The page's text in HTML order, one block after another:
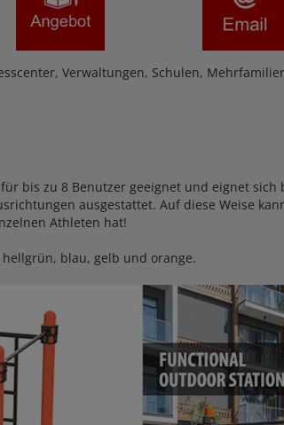
Verwaltungen, Schulen,
bis zu 8 Benutzer geeignet und eignet
ausgestattet. Auf diese Weise
Athleten hat!
blau, gelb und orange.